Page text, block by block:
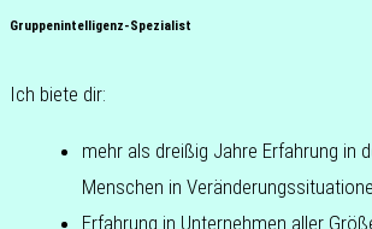
Gruppenintelligenz-Spezialist
Ich biete dir:
mehr als drei­ßig Jahre Erfah­rung in
Men­schen in
Erfah­rung in Unter­neh­men aller